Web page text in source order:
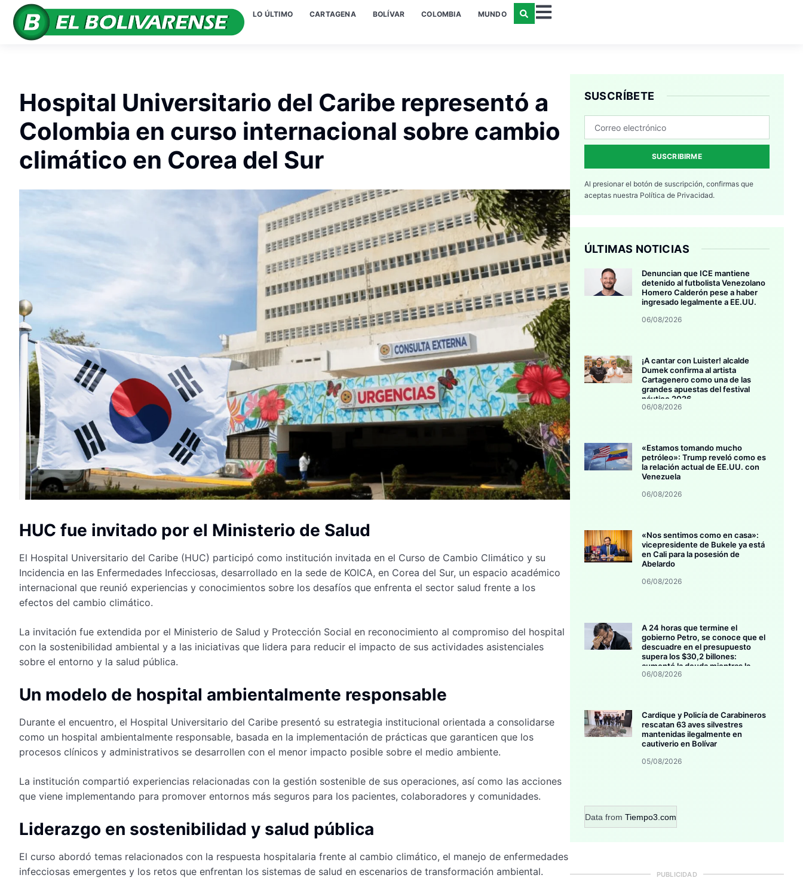
LO ÚLTIMO CARTAGENA BOLÍVAR COLOMBIA MUNDO
Hospital Universitario del Caribe representó a
Colombia en curso internacional sobre cambio
climático en Corea del Sur
HUC fue invitado por el Ministerio de Salud
El Hospital Universitario del Caribe (HUC) participó como institución invitada en el Curso de Cambio Climático y su
Incidencia en las Enfermedades Infecciosas, desarrollado en la sede de KOICA, en Corea del Sur, un espacio académico
internacional que reunió experiencias y conocimientos sobre los desafíos que enfrenta el sector salud frente a los
efectos del cambio climático.
La invitación fue extendida por el Ministerio de Salud y Protección Social en reconocimiento al compromiso del hospital
con la sostenibilidad ambiental y a las iniciativas que lidera para reducir el impacto de sus actividades asistenciales
sobre el entorno y la salud pública.
Un modelo de hospital ambientalmente responsable
Durante el encuentro, el Hospital Universitario del Caribe presentó su estrategia institucional orientada a consolidarse
como un hospital ambientalmente responsable, basada en la implementación de prácticas que garanticen que los
procesos clínicos y administrativos se desarrollen con el menor impacto posible sobre el medio ambiente.
La institución compartió experiencias relacionadas con la gestión sostenible de sus operaciones, así como las acciones
que viene implementando para promover entornos más seguros para los pacientes, colaboradores y comunidades.
Liderazgo en sostenibilidad y salud pública
El curso abordó temas relacionados con la respuesta hospitalaria frente al cambio climático, el manejo de enfermedades
infecciosas emergentes y los retos que enfrentan los sistemas de salud en escenarios de transformación ambiental.
SUSCRÍBETE
SUSCRIBIRME
Al presionar el botón de suscripción, confirmas que
aceptas nuestra Política de Privacidad.
ÚLTIMAS NOTICIAS
Denuncian que ICE mantiene
detenido al futbolista Venezolano
Homero Calderón pese a haber
ingresado legalmente a EE.UU.
06/08/2026
¡A cantar con Luister! alcalde
Dumek confirma al artista
Cartagenero como una de las
grandes apuestas del festival
náutico 2026
06/08/2026
«Estamos tomando mucho
petróleo»: Trump reveló como es
la relación actual de EE.UU. con
Venezuela
06/08/2026
«Nos sentimos como en casa»:
vicepresidente de Bukele ya está
en Cali para la posesión de
Abelardo
06/08/2026
A 24 horas que termine el
gobierno Petro, se conoce que el
descuadre en el presupuesto
supera los $30,2 billones:
aumentó la deuda mientras la
inversión se estanca
06/08/2026
Cardique y Policía de Carabineros
rescatan 63 aves silvestres
mantenidas ilegalmente en
cautiverio en Bolívar
05/08/2026
Data from Tiempo3.com
PUBLICIDAD